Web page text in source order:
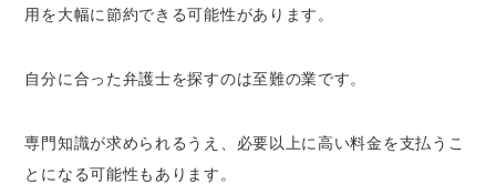
用を大幅に節約できる可能性があります。
自分に合った弁護士を探すのは至難の業です。
専門知識が求められるうえ、必要以上に高い料金を支払うこ
とになる可能性もあります。